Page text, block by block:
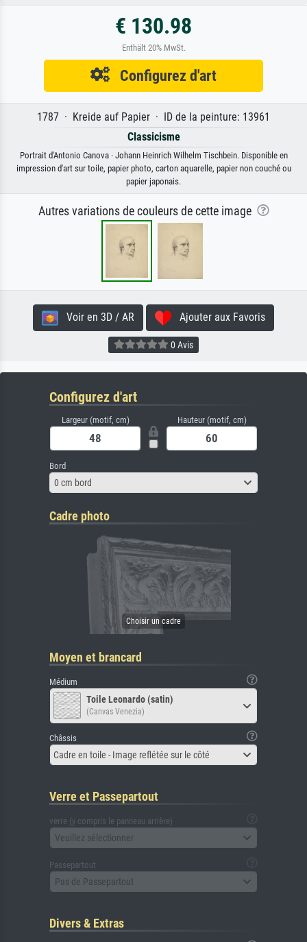
€ 130.98
Enthält 20% MwSt.
Configurez d'art
1787 · Kreide auf Papier · ID de la peinture: 13961
Classicisme
Portrait d'Antonio Canova · Johann Heinrich Wilhelm Tischbein. Disponible en
impression d'art sur toile, papier photo, carton aquarelle, papier non couché ou
papier japonais.
Autres variations de couleurs de cette image
Voir en 3D / AR Ajouter aux Favoris
0 Avis
Configurez d'art
Largeur (motif, cm) Hauteur (motif, cm)
Bord
0 cm bord
Cadre photo
Moyen et brancard
Médium
Toile Leonardo (satin)
(Canvas Venezia)
Châssis
Cadre en toile - Image reflétée sur le côté
Verre et Passepartout
verre (y compris le panneau arrière)
Veuillez sélectionner
Passepartout
Pas de Passepartout
Divers & Extras